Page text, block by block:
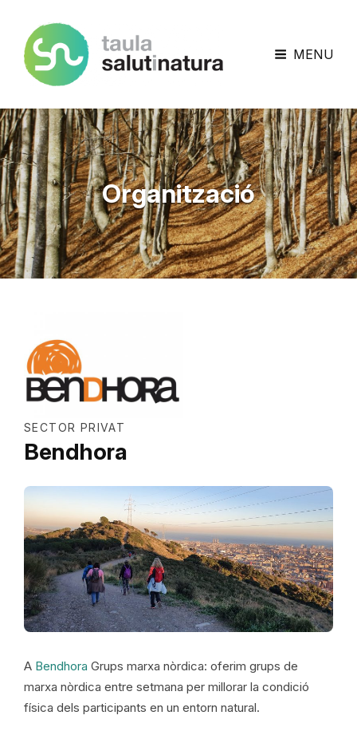
Taula Salut I Natura MENU
Organització
SECTOR PRIVAT
Bendhora
A Bendhora Grups marxa nòrdica: oferim grups de
marxa nòrdica entre setmana per millorar la condició
física dels participants en un entorn natural.